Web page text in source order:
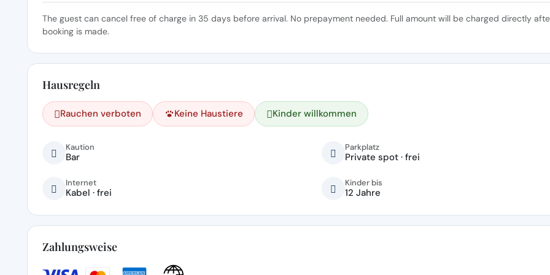
The guest can cancel free of charge in 35 days before arrival. No prepayment needed. Full amount will be charged directly
booking is made.
Hausregeln
Rauchen verboten Keine Haustiere Kinder willkommen
Kaution
Bar
Parkplatz
Private spot · frei
Internet
Kabel · frei
Kinder bis
12 Jahre
Zahlungsweise